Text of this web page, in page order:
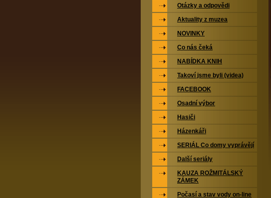
Otázky a odpovědi
Aktuality z muzea
NOVINKY
Co nás čeká
NABÍDKA KNIH
Takoví jsme byli (videa)
FACEBOOK
Osadní výbor
Hasiči
Házenkáři
SERIÁL Co domy vyprávějí
Další seriály
KAUZA ROŽMITÁLSKÝ
ZÁMEK
Počasí a stav vody on-line